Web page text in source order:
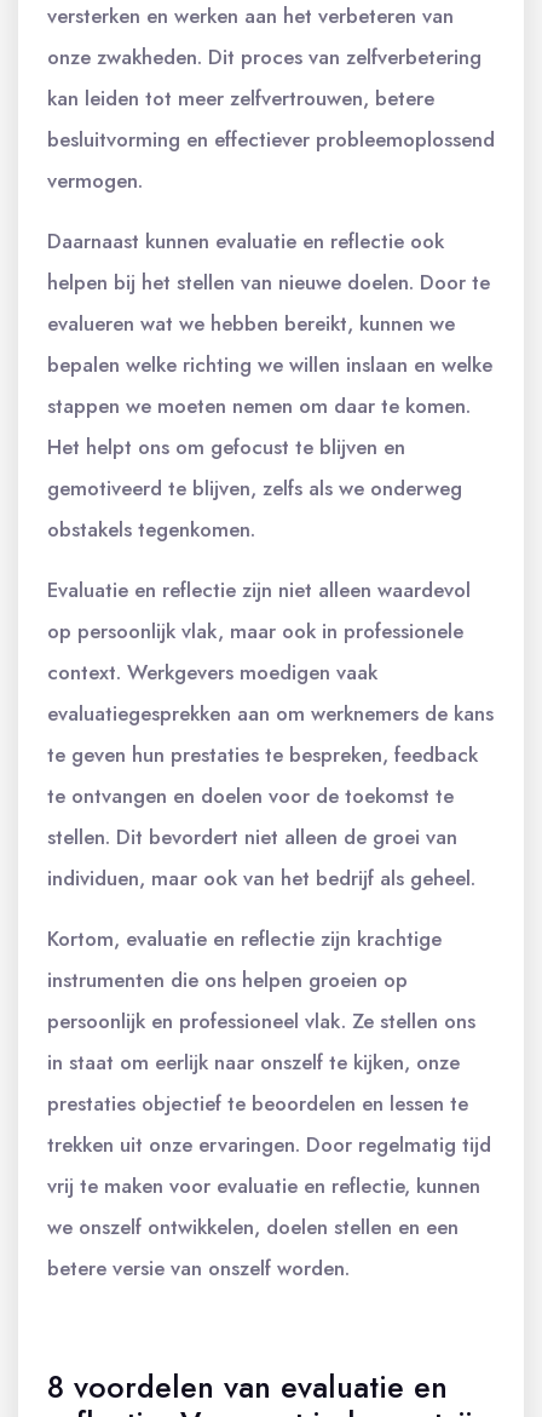
versterken en werken aan het verbeteren van
onze zwakheden. Dit proces van zelfverbetering
kan leiden tot meer zelfvertrouwen, betere
besluitvorming en effectiever probleemoplossend
vermogen.
Daarnaast kunnen evaluatie en reflectie ook
helpen bij het stellen van nieuwe doelen. Door te
evalueren wat we hebben bereikt, kunnen we
bepalen welke richting we willen inslaan en welke
stappen we moeten nemen om daar te komen.
Het helpt ons om gefocust te blijven en
gemotiveerd te blijven, zelfs als we onderweg
obstakels tegenkomen.
Evaluatie en reflectie zijn niet alleen waardevol
op persoonlijk vlak, maar ook in professionele
context. Werkgevers moedigen vaak
evaluatiegesprekken aan om werknemers de kans
te geven hun prestaties te bespreken, feedback
te ontvangen en doelen voor de toekomst te
stellen. Dit bevordert niet alleen de groei van
individuen, maar ook van het bedrijf als geheel.
Kortom, evaluatie en reflectie zijn krachtige
instrumenten die ons helpen groeien op
persoonlijk en professioneel vlak. Ze stellen ons
in staat om eerlijk naar onszelf te kijken, onze
prestaties objectief te beoordelen en lessen te
trekken uit onze ervaringen. Door regelmatig tijd
vrij te maken voor evaluatie en reflectie, kunnen
we onszelf ontwikkelen, doelen stellen en een
betere versie van onszelf worden.
8 voordelen van evaluatie en